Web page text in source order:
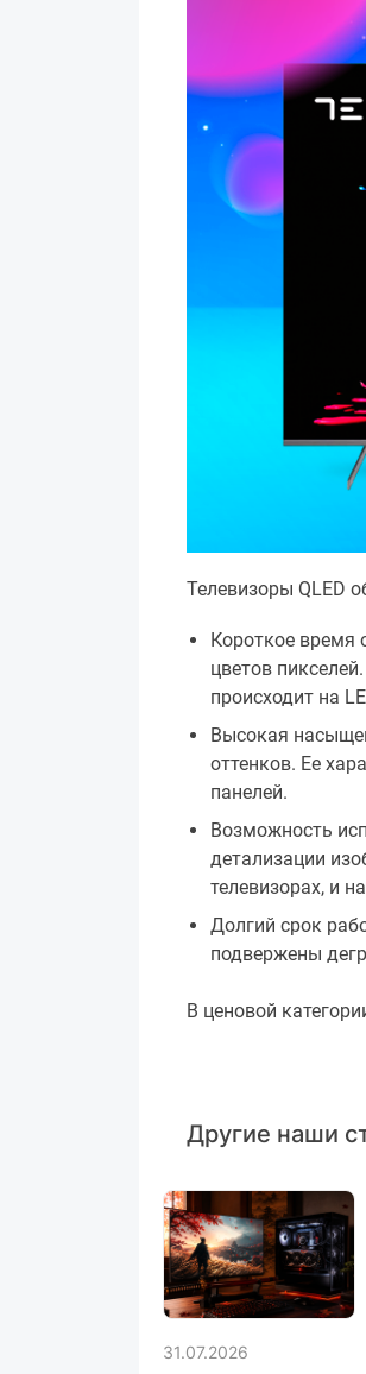
Телевизоры QLED
Короткое время
цветов
происходит на
Высокая
оттенков. Ее
панелей.
Возможность
детализации
телевизорах, и
Долгий срок
подвержены
В ценовой
Другие наши
31.07.2026